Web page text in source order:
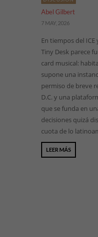
Abel Gilbert
7 MAY, 2026
En tiempos del
Tiny Desk parece
card musical:
supone una
permiso de breve
D.C. y una
que se funda en
decisiones quizá
cuota de lo
LEER MÁS